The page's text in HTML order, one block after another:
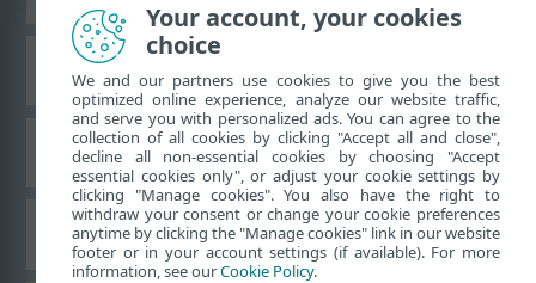
Base de connaissances ESET
Forum ESET
Support régional
Your account, your cookies
choice
We and our partners use cookies to give you the best
optimized online experience, analyze our website traffic,
and serve you with personalized ads. You can agree to the
collection of all cookies by clicking "Accept all and close",
decline all non-essential cookies by choosing "Accept
essential cookies only", or adjust your cookie settings by
clicking "Manage cookies". You also have the right to
withdraw your consent or change your cookie preferences
anytime by clicking the "Manage cookies" link in our website
footer or in your account settings (if available). For more
information, see ourCookie Policy.